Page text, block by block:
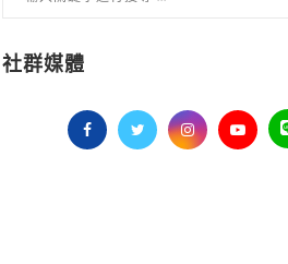
社群媒體